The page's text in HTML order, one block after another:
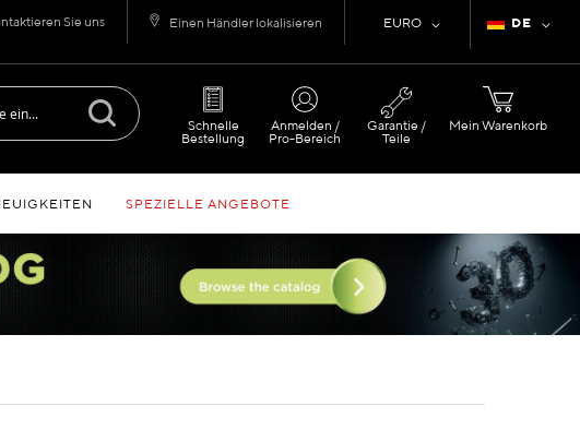
Sprache
DE
Währung
EURO
Sie uns Einen Händler lokalisieren
Mein Warenkorb
Schnelle
Bestellung
Anmelden /
Pro-Bereich
Garantie /
Teile
SPEZIELLE ANGEBOTE